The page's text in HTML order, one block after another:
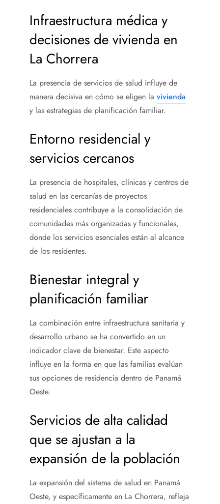
Infraestructura médica y
decisiones de vivienda en
La Chorrera
La presencia de servicios de salud influye de
manera decisiva en cómo se eligen la vivienda
y las estrategias de planificación familiar.
Entorno residencial y
servicios cercanos
La presencia de hospitales, clínicas y centros de
salud en las cercanías de proyectos
residenciales contribuye a la consolidación de
comunidades más organizadas y funcionales,
donde los servicios esenciales están al alcance
de los residentes.
Bienestar integral y
planificación familiar
La combinación entre infraestructura sanitaria y
desarrollo urbano se ha convertido en un
indicador clave de bienestar. Este aspecto
influye en la forma en que las familias evalúan
sus opciones de residencia dentro de Panamá
Oeste.
Servicios de alta calidad
que se ajustan a la
expansión de la población
La expansión del sistema de salud en Panamá
Oeste, y específicamente en La Chorrera, refleja